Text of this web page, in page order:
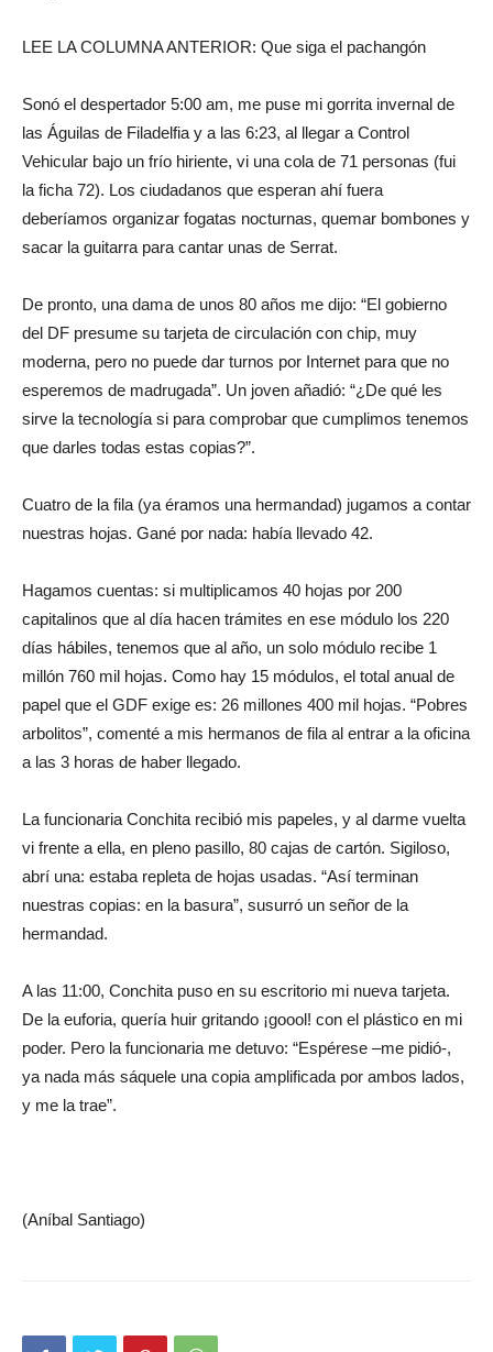
LEE LA COLUMNA ANTERIOR: Que siga el pachangón
Sonó el despertador 5:00 am, me puse mi gorrita invernal de
las Águilas de Filadelfia y a las 6:23, al llegar a Control
Vehicular bajo un frío hiriente, vi una cola de 71 personas (fui
la ficha 72). Los ciudadanos que esperan ahí fuera
deberíamos organizar fogatas nocturnas, quemar bombones y
sacar la guitarra para cantar unas de Serrat.
De pronto, una dama de unos 80 años me dijo: “El gobierno
del DF presume su tarjeta de circulación con chip, muy
moderna, pero no puede dar turnos por Internet para que no
esperemos de madrugada”. Un joven añadió: “¿De qué les
sirve la tecnología si para comprobar que cumplimos tenemos
que darles todas estas copias?”.
Cuatro de la fila (ya éramos una hermandad) jugamos a contar
nuestras hojas. Gané por nada: había llevado 42.
Hagamos cuentas: si multiplicamos 40 hojas por 200
capitalinos que al día hacen trámites en ese módulo los 220
días hábiles, tenemos que al año, un solo módulo recibe 1
millón 760 mil hojas. Como hay 15 módulos, el total anual de
papel que el GDF exige es: 26 millones 400 mil hojas. “Pobres
arbolitos”, comenté a mis hermanos de fila al entrar a la oficina
a las 3 horas de haber llegado.
La funcionaria Conchita recibió mis papeles, y al darme vuelta
vi frente a ella, en pleno pasillo, 80 cajas de cartón. Sigiloso,
abrí una: estaba repleta de hojas usadas. “Así terminan
nuestras copias: en la basura”, susurró un señor de la
hermandad.
A las 11:00, Conchita puso en su escritorio mi nueva tarjeta.
De la euforia, quería huir gritando ¡goool! con el plástico en mi
poder. Pero la funcionaria me detuvo: “Espérese –me pidió-,
ya nada más sáquele una copia amplificada por ambos lados,
y me la trae”.
(Aníbal Santiago)